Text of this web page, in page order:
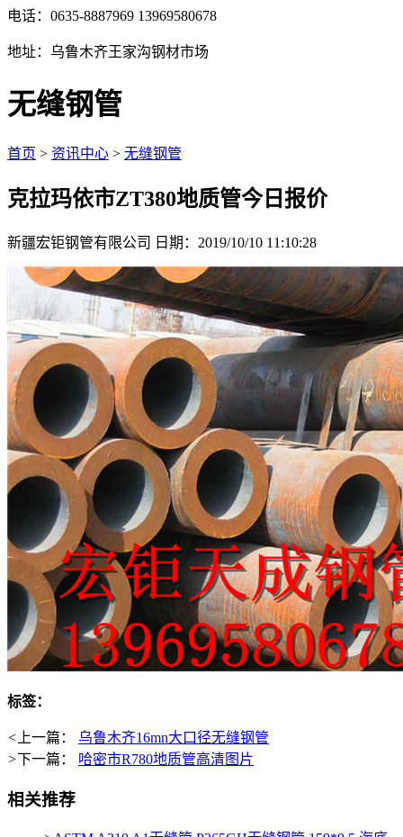
电话：0635-8887969 13969580678
地址：乌鲁木齐王家沟钢材市场
无缝钢管
首页 > 资讯中心 > 无缝钢管
克拉玛依市ZT380地质管今日报价
新疆宏钜钢管有限公司 日期：2019/10/10 11:10:28
标签：
< 上一篇： 乌鲁木齐16mn大口径无缝钢管
>下一篇： 哈密市R780地质管高清图片
相关推荐